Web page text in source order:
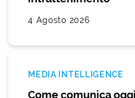
4 Agosto 2026
MEDIA INTELLIGENCE
Come comunica